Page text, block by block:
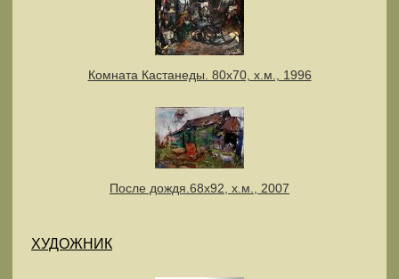
Комната Кастанеды. 80х70, х.м., 1996
После дождя.68х92, х.м., 2007
ХУДОЖНИК